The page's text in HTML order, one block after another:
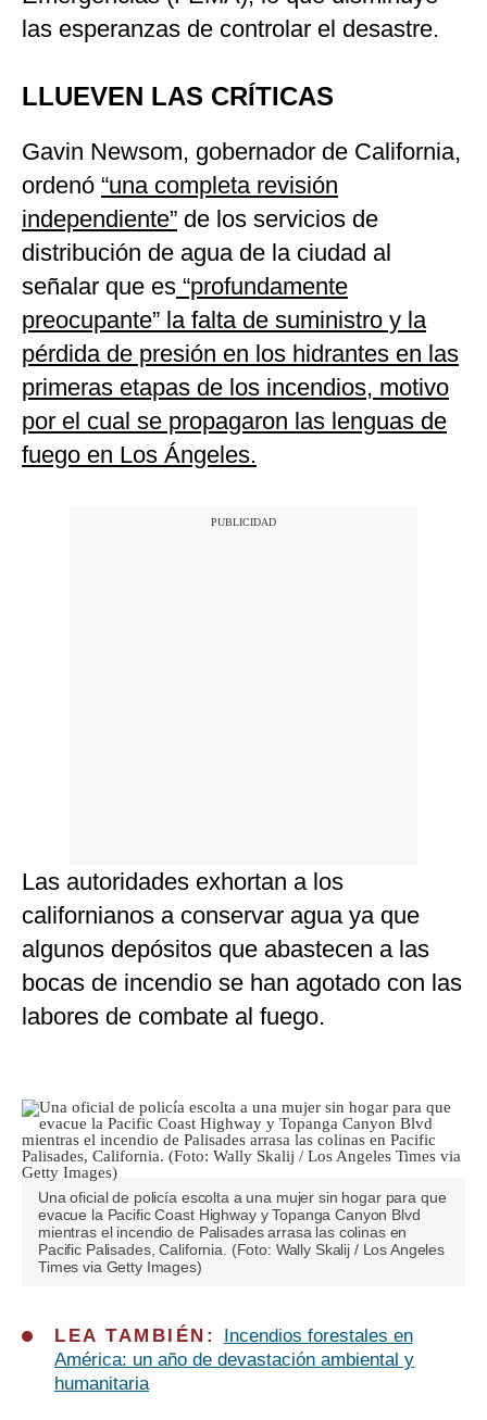
las esperanzas de controlar el desastre.
LLUEVEN LAS CRÍTICAS
Gavin Newsom, gobernador de California,
ordenó “una completa revisión
independiente” de los servicios de
distribución de agua de la ciudad al
señalar que es “profundamente
preocupante” la falta de suministro y la
pérdida de presión en los hidrantes en las
primeras etapas de los incendios, motivo
por el cual se propagaron las lenguas de
fuego en Los Ángeles.
Las autoridades exhortan a los
californianos a conservar agua ya que
algunos depósitos que abastecen a las
bocas de incendio se han agotado con las
labores de combate al fuego.
Una oficial de policía escolta a una mujer sin hogar para que
evacue la Pacific Coast Highway y Topanga Canyon Blvd
mientras el incendio de Palisades arrasa las colinas en
Pacific Palisades, California. (Foto: Wally Skalij / Los Angeles
Times via Getty Images)
LEA TAMBIÉN:
Incendios forestales en
América: un año de devastación ambiental y
humanitaria